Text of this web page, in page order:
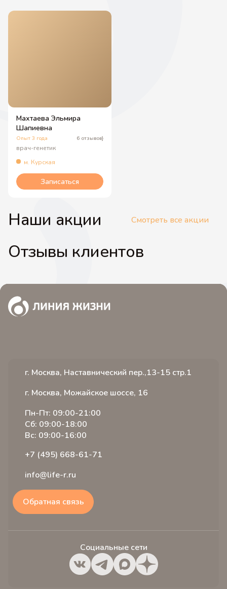
м. Курская
Махтаева Эльмира
Шапиевна
врач-генетик
Опыт 3 года 6 отзывов}
Записаться
Наши акции Смотреть все акции
Отзывы клиентов
г. Москва, Наставнический пер.,13-15 стр.1
г. Москва, Можайское шоссе, 16
Пн-Пт: 09:00-21:00
Сб: 09:00-18:00
Вс: 09:00-16:00
+7 (495) 668-61-71
info@life-r.ru
Обратная связь
Социальные сети